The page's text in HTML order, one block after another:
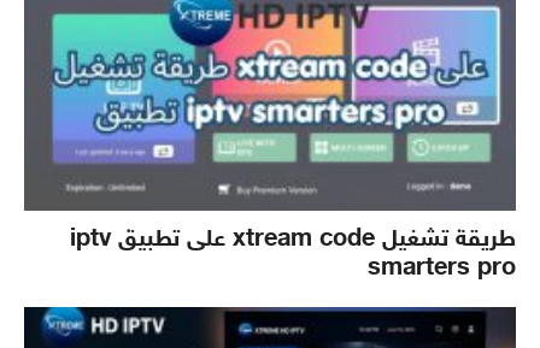
طريقة تشغيل xtream code على تطبيق iptv
smarters pro